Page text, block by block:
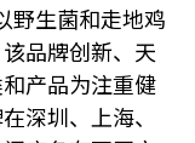
野生菌和走地鸡
品牌创新、天
产品为注重健
深圳、上海、